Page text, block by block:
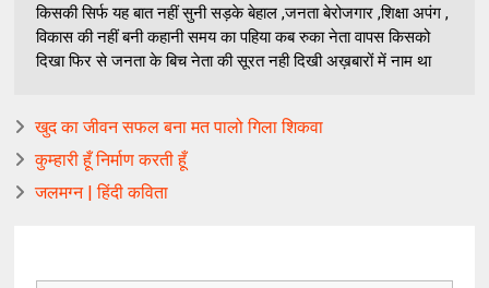
किसकी सिर्फ यह बात नहीं सुनी सड़के बेहाल ,जनता बेरोजगार ,शिक्षा अपंग ,
विकास की नहीं बनी कहानी समय का पहिया कब रुका नेता वापस किसको
दिखा फिर से जनता के बिच नेता की सूरत नही दिखी अख़बारों में नाम था
खुद का जीवन सफल बना मत पालो गिला शिकवा
कुम्हारी हूँ निर्माण करती हूँ
जलमग्न | हिंदी कविता